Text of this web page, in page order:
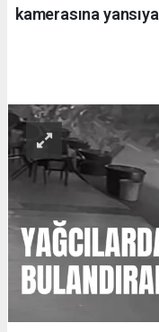
kamerasına